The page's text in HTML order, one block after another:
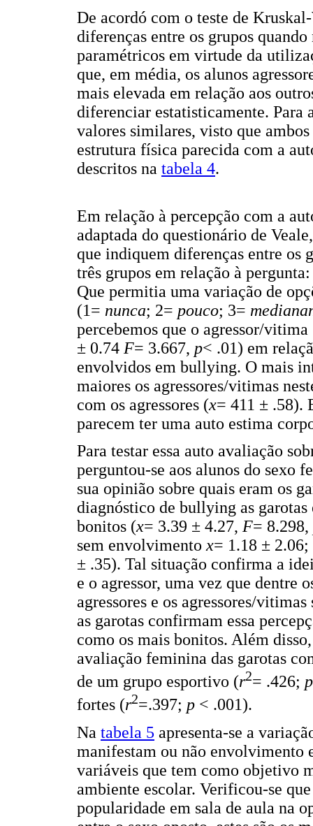
De acordó com o teste de
diferenças entre os grupos
paramétricos em virtude da
que, em média, os alunos
mais elevada em relação aos
diferenciar estatisticamente. Para
valores similares, visto que
estrutura física parecida com a
descritos na tabela 4.
Em relação à percepção com a
adaptada do questionário de
que indiquem diferenças entre os
três grupos em relação à
Que permitia uma variação de
(1= nunca; 2= pouco; 3=
percebemos que o agressor/
± 0.74 F= 3.667, p< .01) em
envolvidos em bullying. O mais
maiores os agressores/vitimas
com os agressores (x= 411 ± .58).
parecem ter uma auto estima
Para testar essa auto avaliação
perguntou-se aos alunos do sexo
sua opinião sobre quais eram os
diagnóstico de bullying as garotas
bonitos (x= 3.39 ± 4.27, F= 8.298,
sem envolvimentox= 1.18 ±
± .35). Tal situação confirma a
e o agressor, uma vez que dentre
agressores e os agressores/
as garotas confirmam essa
como os mais bonitos. Além
avaliação feminina das garotas
de um grupo esportivo (r2= .426;
fortes (r2=.397; p < .001).
Na tabela 5 apresenta-se a
manifestam ou não envolvimento
variáveis que tem como objetivo
ambiente escolar. Verificou-se
popularidade em sala de aula na